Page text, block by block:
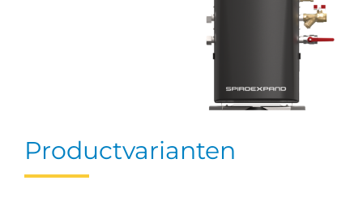
Productvarianten